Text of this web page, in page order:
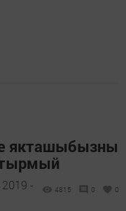
якташыбызны
-
4815 0 0